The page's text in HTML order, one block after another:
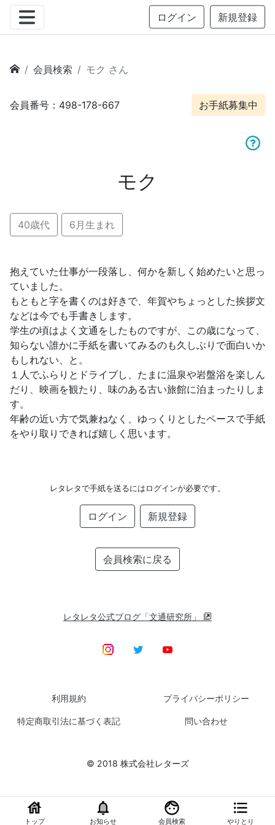
ログイン 新規登録
トップ お知らせ 会員検索 やりとり
会員検索 モク さん
会員番号：498-178-667 お手紙募集中
モク
40歳代 6月生まれ
抱えていた仕事が一段落し、何かを新しく始めたいと思っ
ていました。
もともと字を書くのは好きで、年賀やちょっとした挨拶文
などは今でも手書きします。
学生の頃はよく文通をしたものですが、この歳になって、
知らない誰かに手紙を書いてみるのも久しぶりで面白いか
もしれない、と。
１人でふらりとドライブし、たまに温泉や岩盤浴を楽しん
だり、映画を観たり、味のある古い旅館に泊まったりしま
す。
年齢の近い方で気兼ねなく、ゆっくりとしたペースで手紙
をやり取りできれば嬉しく思います。
レタレタで手紙を送るにはログインが必要です。
ログイン 新規登録
会員検索に戻る
レタレタ公式ブログ「文通研究所」
利用規約 プライバシーポリシー
特定商取引法に基づく表記 問い合わせ
© 2018 株式会社レターズ